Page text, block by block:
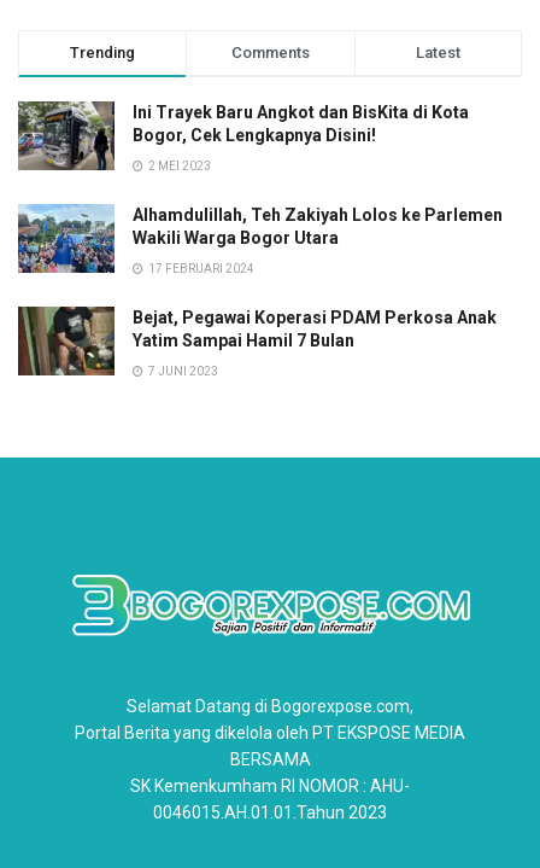
Trending Comments Latest
Ini Trayek Baru Angkot dan BisKita di Kota
Bogor, Cek Lengkapnya Disini!
2 MEI 2023
Alhamdulillah, Teh Zakiyah Lolos ke Parlemen
Wakili Warga Bogor Utara
17 FEBRUARI 2024
Bejat, Pegawai Koperasi PDAM Perkosa Anak
Yatim Sampai Hamil 7 Bulan
7 JUNI 2023
Selamat Datang di Bogorexpose.com,
Portal Berita yang dikelola oleh PT EKSPOSE MEDIA
BERSAMA
SK Kemenkumham RI NOMOR : AHU-
0046015.AH.01.01.Tahun 2023